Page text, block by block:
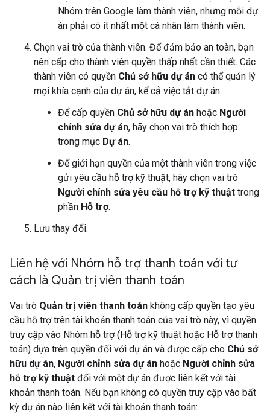
Nhóm trên Google làm thành viên, nhưng mỗi dự
án phải có ít nhất một cá nhân làm thành viên.
Chọn vai trò của thành viên. Để đảm bảo an toàn, bạn
nên cấp cho thành viên quyền thấp nhất cần thiết. Các
thành viên có quyền Chủ sở hữu dự án có thể quản lý
mọi khía cạnh của dự án, kể cả việc tắt dự án.
Để cấp quyền Chủ sở hữu dự án hoặc Người
chỉnh sửa dự án, hãy chọn vai trò thích hợp
trong mục Dự án.
Để giới hạn quyền của một thành viên trong việc
gửi yêu cầu hỗ trợ kỹ thuật, hãy chọn vai trò
Người chỉnh sửa yêu cầu hỗ trợ kỹ thuật trong
phần Hỗ trợ.
Lưu thay đổi.
Liên hệ với Nhóm hỗ trợ thanh toán với tư
cách là Quản trị viên thanh toán
Vai trò Quản trị viên thanh toán không cấp quyền tạo yêu
cầu hỗ trợ trên tài khoản thanh toán của vai trò này, vì quyền
truy cập vào Nhóm hỗ trợ (Hỗ trợ kỹ thuật hoặc Hỗ trợ thanh
toán) dựa trên quyền đối với dự án và được cấp cho Chủ sở
hữu dự án, Người chỉnh sửa dự án hoặc Người chỉnh sửa
hỗ trợ kỹ thuật đối với một dự án được liên kết với tài
khoản thanh toán. Nếu bạn không có quyền truy cập vào bất
kỳ dự án nào liên kết với tài khoản thanh toán: